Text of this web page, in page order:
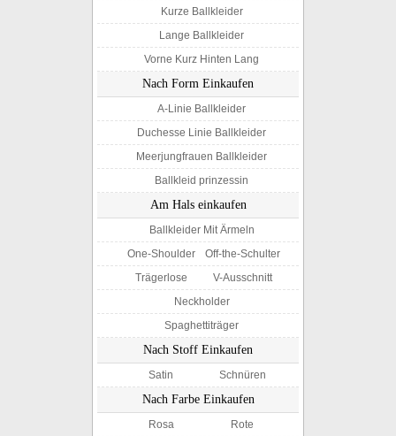
Kurze Ballkleider
Lange Ballkleider
Vorne Kurz Hinten Lang
Nach Form Einkaufen
A-Linie Ballkleider
Duchesse Linie Ballkleider
Meerjungfrauen Ballkleider
Ballkleid prinzessin
Am Hals einkaufen
Ballkleider Mit Ärmeln
One-Shoulder
Off-the-Schulter
Trägerlose
V-Ausschnitt
Neckholder
Spaghettiträger
Nach Stoff Einkaufen
Satin Schnüren
Nach Farbe Einkaufen
Rosa
Rote